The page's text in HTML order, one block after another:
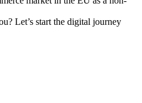
Let’s start the digital journey